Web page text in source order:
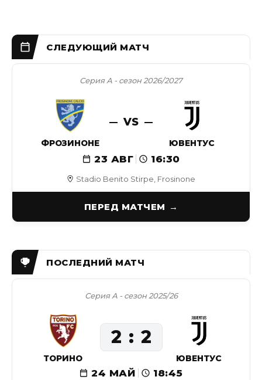
Stadio Benito Stirpe, Frosinone
Серия А - сезон 2026/2027
ФРОЗИНОНЕ
VS
ЮВЕНТУС
23 АВГ 16:30
ПЕРЕД МАТЧЕМ
Серия А - сезон 2025/26
24 МАЙ 18:45
ТОРИНО
2 2
ЮВЕНТУС